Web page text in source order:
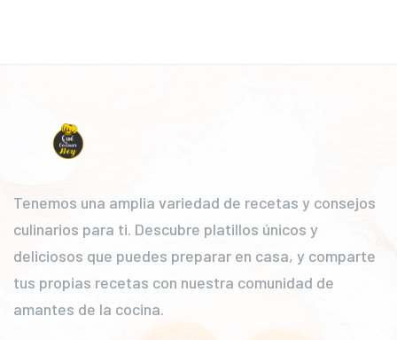
Tenemos una amplia variedad de recetas y consejos
culinarios para ti. Descubre platillos únicos y
deliciosos que puedes preparar en casa, y comparte
tus propias recetas con nuestra comunidad de
amantes de la cocina.